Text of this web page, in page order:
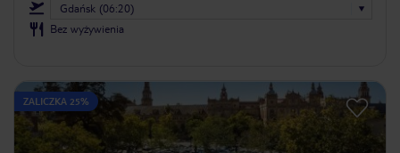
Gdańsk (06:20)
Bez wyżywienia
ZALICZKA 25%